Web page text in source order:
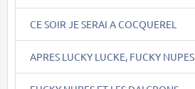
CE SOIR JE SERAI A COCQUEREL
APRES LUCKY LUCKE, FUCKY NUPES